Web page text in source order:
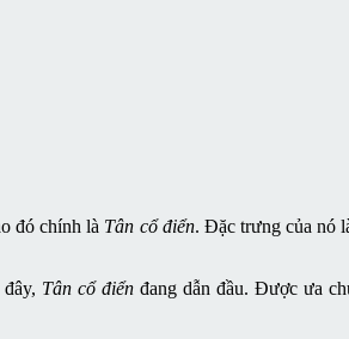
đó chính là Tân cổ điển. Đặc trưng của nó
Tân cổ điểnđang dẫn đầu. Được ưa